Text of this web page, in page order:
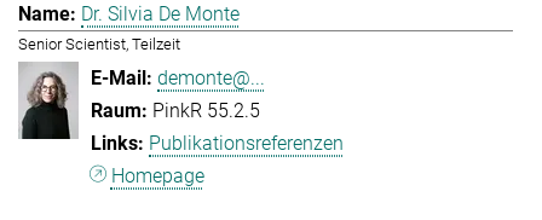
Dr. Silvia De Monte
Senior Scientist, Teilzeit
demonte@...
PinkR 55.2.5
Publikationsreferenzen
Homepage